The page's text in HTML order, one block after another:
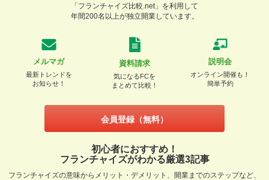
「フランチャイズ比較.net」を利用して
年間200名以上が独立開業しています。
メルマガ
最新トレンドを
お知らせ！
資料請求
気になるFCを
まとめて比較！
説明会
オンライン開催も！
簡単予約
会員登録（無料）
初心者におすすめ！
フランチャイズがわかる厳選3記事
フランチャイズの意味からメリット・デメリット、開業までのステップなど、